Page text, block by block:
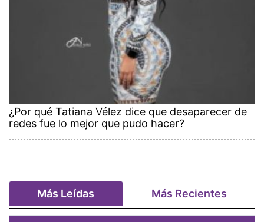
¿Por qué Tatiana Vélez dice que desaparecer de
redes fue lo mejor que pudo hacer?
Más Leídas Más Recientes